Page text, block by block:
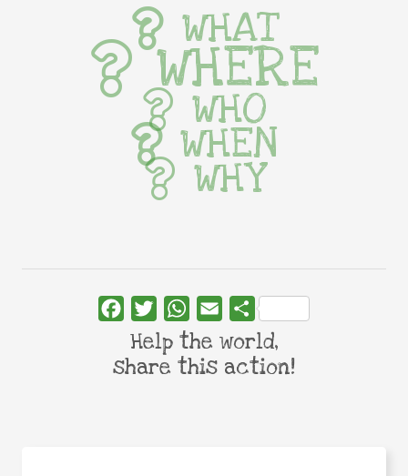
WHAT
WHERE
WHO
WHEN
WHY
FacebookTwitterWhatsApp
Email Share
Help the world,
share this action!